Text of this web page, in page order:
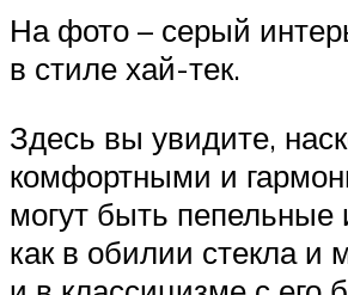
На фото – серый
в стиле хай-тек.
Здесь вы увидите,
комфортными и
могут быть пепельные
как в обилии стекла и